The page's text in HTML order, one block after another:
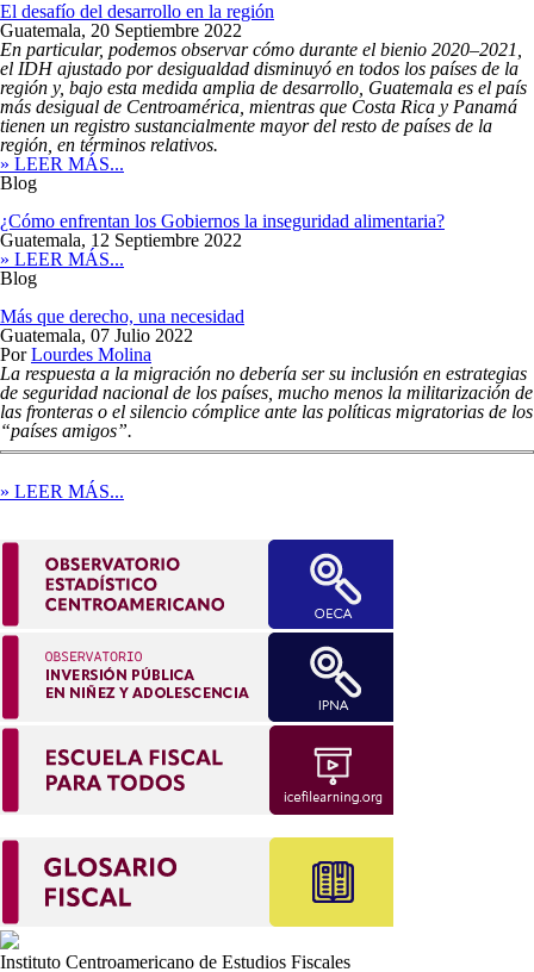
El desafío del desarrollo en la región
Guatemala, 20 Septiembre 2022
En particular, podemos observar cómo durante el bienio 2020–2021,
el IDH ajustado por desigualdad disminuyó en todos los países de la
región y, bajo esta medida amplia de desarrollo, Guatemala es el país
más desigual de Centroamérica, mientras que Costa Rica y Panamá
tienen un registro sustancialmente mayor del resto de países de la
región, en términos relativos.
» LEER MÁS...
Blog
¿Cómo enfrentan los Gobiernos la inseguridad alimentaria?
Guatemala, 12 Septiembre 2022
» LEER MÁS...
Blog
Más que derecho, una necesidad
Guatemala, 07 Julio 2022
PorLourdes Molina
La respuesta a la migración no debería ser su inclusión en estrategias
de seguridad nacional de los países, mucho menos la militarización de
las fronteras o el silencio cómplice ante las políticas migratorias de los
“países amigos”.
» LEER MÁS...
Instituto Centroamericano de Estudios Fiscales